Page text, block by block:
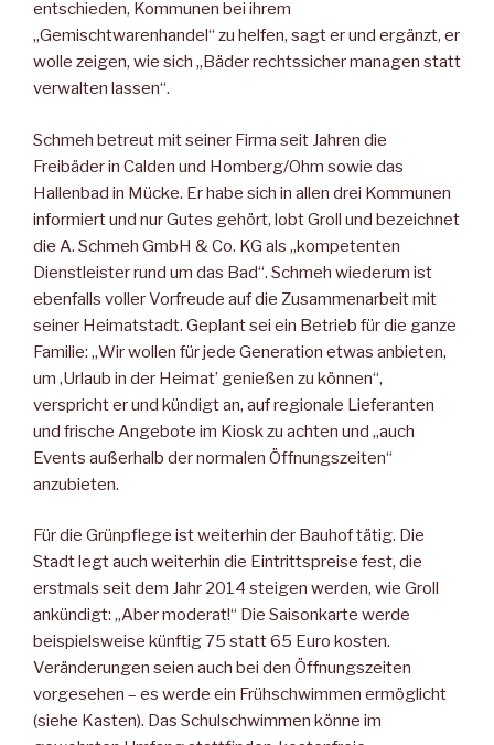
entschieden, Kommunen bei ihrem
„Gemischtwarenhandel“ zu helfen, sagt er und ergänzt, er
wolle zeigen, wie sich „Bäder rechtssicher managen statt
verwalten lassen“.
Schmeh betreut mit seiner Firma seit Jahren die
Freibäder in Calden und Homberg/Ohm sowie das
Hallenbad in Mücke. Er habe sich in allen drei Kommunen
informiert und nur Gutes gehört, lobt Groll und bezeichnet
die A. Schmeh GmbH & Co. KG als „kompetenten
Dienstleister rund um das Bad“. Schmeh wiederum ist
ebenfalls voller Vorfreude auf die Zusammenarbeit mit
seiner Heimatstadt. Geplant sei ein Betrieb für die ganze
Familie: „Wir wollen für jede Generation etwas anbieten,
um ,Urlaub in der Heimat’ genießen zu können“,
verspricht er und kündigt an, auf regionale Lieferanten
und frische Angebote im Kiosk zu achten und „auch
Events außerhalb der normalen Öffnungszeiten“
anzubieten.
Für die Grünpflege ist weiterhin der Bauhof tätig. Die
Stadt legt auch weiterhin die Eintrittspreise fest, die
erstmals seit dem Jahr 2014 steigen werden, wie Groll
ankündigt: „Aber moderat!“ Die Saisonkarte werde
beispielsweise künftig 75 statt 65 Euro kosten.
Veränderungen seien auch bei den Öffnungszeiten
vorgesehen – es werde ein Frühschwimmen ermöglicht
(siehe Kasten). Das Schulschwimmen könne im